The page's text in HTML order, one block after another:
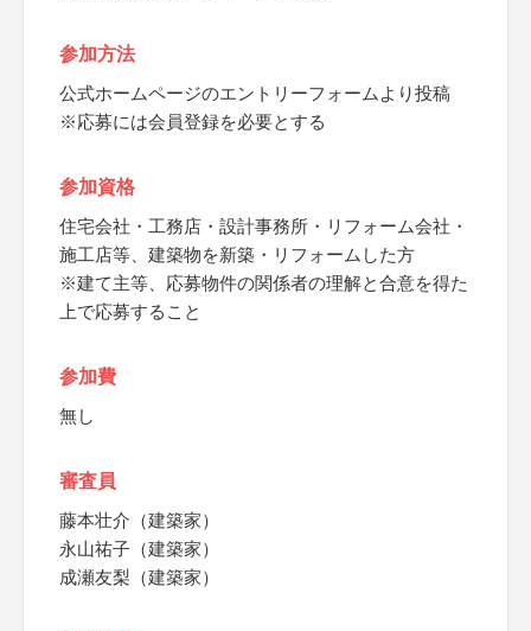
参加方法
公式ホームページのエントリーフォームより投稿
※応募には会員登録を必要とする
参加資格
住宅会社・工務店・設計事務所・リフォーム会社・
施工店等、建築物を新築・リフォームした方
※建て主等、応募物件の関係者の理解と合意を得た
上で応募すること
参加費
無し
審査員
藤本壮介（建築家）
永山祐子（建築家）
成瀬友梨（建築家）